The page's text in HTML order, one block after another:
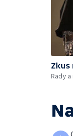
Zkus
Rady